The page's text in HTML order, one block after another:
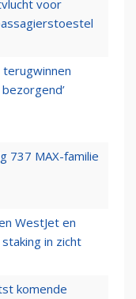
voor
terugwinnen
737 MAX-familie
WestJet en
in zicht
komende